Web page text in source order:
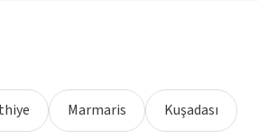
Marmaris Kuşadası